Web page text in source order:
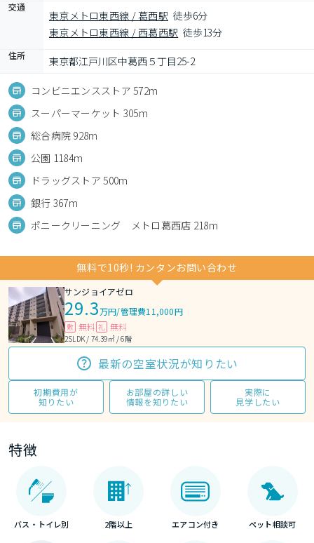
交通
東京メトロ東西線 / 葛西駅 徒歩6分
東京メトロ東西線 / 西葛西駅 徒歩13分
住所 東京都江戸川区中葛西５丁目25-2
コンビニエンスストア 572m
スーパーマーケット 305m
総合病院 928m
公園 1184m
ドラッグストア 500m
銀行 367m
ポニークリーニング メトロ葛西店 218m
無料で10秒! カンタンお問い合わせ
サンジョイアゼロ
29.3万円/管理費11,000円
敷 無料 礼 無料
2SLDK / 74.39㎡ / 6階
最新の空室状況が知りたい
初期費用が
知りたい
お部屋の詳しい
情報を知りたい
実際に
見学したい
特徴
バス・トイレ別 2階以上 エアコン付き ペット相談可